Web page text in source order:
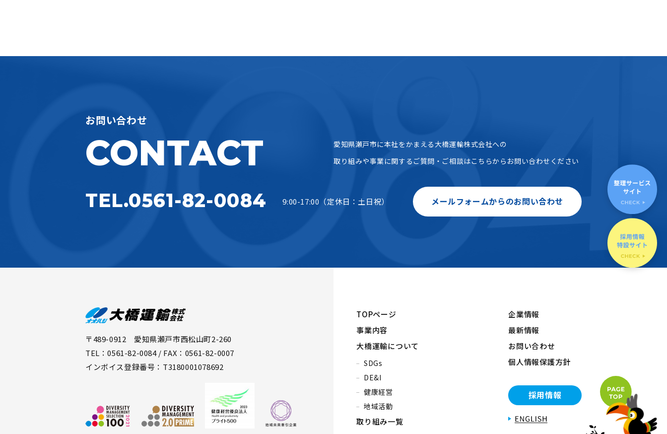
お問い合わせ
CONTACT
愛知県瀬戸市に本社をかまえる大橋運輸株式会社への
取り組みや事業に関するご質問・ご相談はこちらからお問い合わせください
TEL.0561-82-0084 9:00-17:00（定休日：土日祝） メールフォームからのお問い合わせ
TOPページ
事業内容
大橋運輸について
SDGs
DE&I
健康経営
地域活動
取り組み一覧
企業情報
最新情報
お問い合わせ
個人情報保護方針
採用情報
〒489-0912 愛知県瀬戸市西松山町2-260
TEL：0561-82-0084 / FAX：0561-82-0007
インボイス登録番号：T3180001078692